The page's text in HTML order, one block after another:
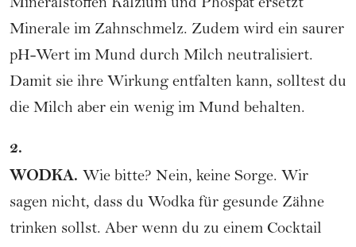
Mineralstoffen Kalzium und Phospat ersetzt
Minerale im Zahnschmelz. Zudem wird ein saurer
pH-Wert im Mund durch Milch neutralisiert.
Damit sie ihre Wirkung entfalten kann, solltest du
die Milch aber ein wenig im Mund behalten.
2.
WODKA. Wie bitte? Nein, keine Sorge. Wir
sagen nicht, dass du Wodka für gesunde Zähne
trinken sollst. Aber wenn du zu einem Cocktail